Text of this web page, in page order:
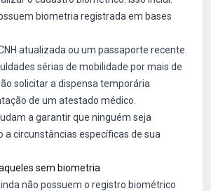
biometria registrada em bases
atualizada ou um passaporte recente.
sérias de mobilidade por mais de
solicitar a dispensa temporária
de um atestado médico.
a garantir que ninguém seja
a circunstâncias específicas de sua
sem biometria
não possuem o registro biométrico